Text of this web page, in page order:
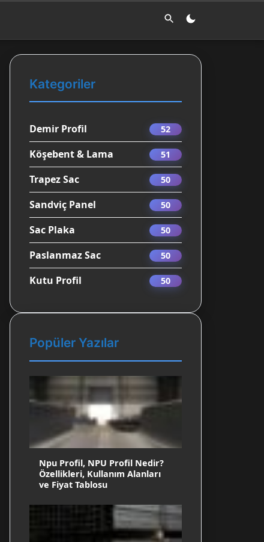
Kategoriler
Demir Profil 52
Köşebent & Lama 51
Trapez Sac 50
Sandviç Panel 50
Sac Plaka 50
Paslanmaz Sac 50
Kutu Profil 50
Popüler Yazılar
Npu Profil, NPU Profil Nedir?
Özellikleri, Kullanım Alanları
ve Fiyat Tablosu